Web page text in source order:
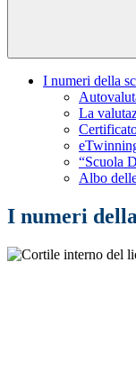
I numeri della
La
“Scuola
Albo
I numeri